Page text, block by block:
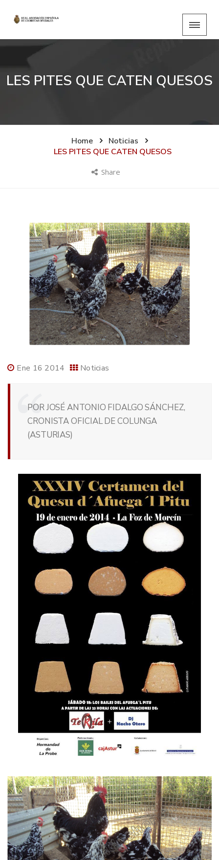
LES PITES QUE CATEN QUESOS
Home
Noticias
LES PITES QUE CATEN QUESOS
Share
Ene 16 2014 Noticias
POR JOSÉ ANTONIO FIDALGO SÁNCHEZ,
CRONISTA OFICIAL DE COLUNGA
(ASTURIAS)